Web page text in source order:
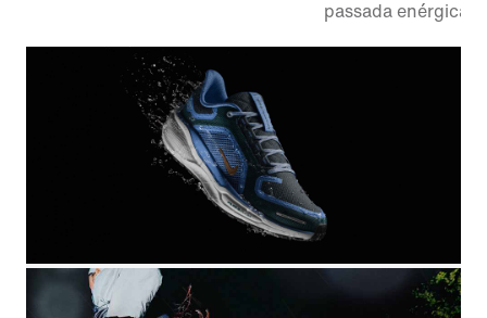
passada enérgica.